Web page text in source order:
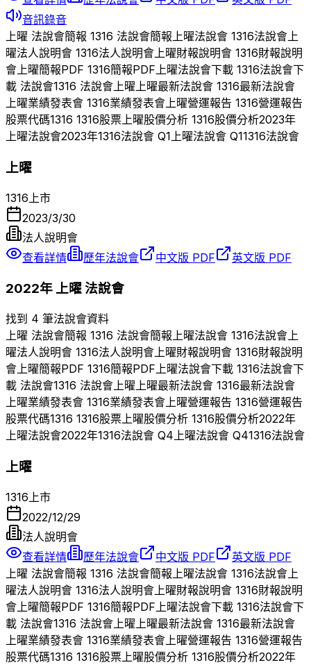
音訊錄音
上曜 法說會簡報 1316 法說會簡報上曜法說會 1316法說會上
曜法人說明會 1316法人說明會上曜財報說明會 1316財報說明
會上曜簡報PDF 1316簡報PDF上曜法說會下載 1316法說會下
載 法說會1316 法說會上曜上曜最新法說會 1316最新法說會
上曜業績發表會 1316業績發表會上曜營運報告 1316營運報告
股票代碼1316 1316股票上曜股價分析 1316股價分析2023年
上曜法說會2023年1316法說會 Q1上曜法說會 Q11316法說會
上曜
1316 上市
2023/3/30
法人說明會
查看詳情
歷年法說會 中文版 PDF 英文版 PDF
2022年 上曜法說會
找到 4 筆法說會資料
上曜 法說會簡報 1316 法說會簡報上曜法說會 1316法說會上
曜法人說明會 1316法人說明會上曜財報說明會 1316財報說明
會上曜簡報PDF 1316簡報PDF上曜法說會下載 1316法說會下
載 法說會1316 法說會上曜上曜最新法說會 1316最新法說會
上曜業績發表會 1316業績發表會上曜營運報告 1316營運報告
股票代碼1316 1316股票上曜股價分析 1316股價分析2022年
上曜法說會2022年1316法說會 Q4上曜法說會 Q41316法說會
上曜
1316 上市
2022/12/29
法人說明會
查看詳情
歷年法說會 中文版 PDF
英文版 PDF
上曜 法說會簡報 1316 法說會簡報 上曜法說會 1316法說會 上
曜法人說明會 1316法人說明會 上曜財報說明會 1316財報說明
會 上曜簡報PDF 1316簡報PDF 上曜法說會下載 1316法說會下
載 法說會1316 法說會 上曜 上曜最新法說會 1316最新法說會
上曜業績發表會 1316業績發表會 上曜營運報告 1316營運報告
股票代碼1316 1316股票 上曜股價分析 1316股價分析2022年